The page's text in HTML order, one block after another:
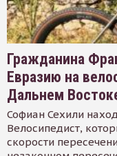
Гражданина
Евразию на
Дальнем
Софиан Сехили
Велосипедист,
скорости